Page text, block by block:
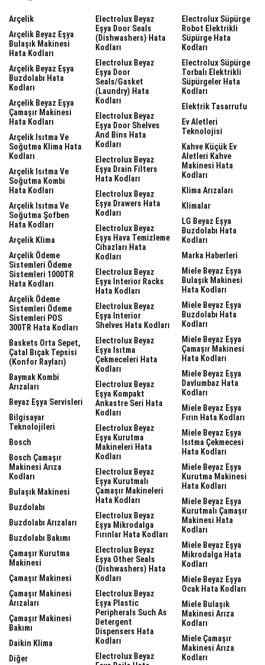
Arçelik
Arçelik Beyaz Eşya
Bulaşık Makinesi
Hata Kodları
Arçelik Beyaz Eşya
Buzdolabı Hata
Kodları
Arçelik Beyaz Eşya
Çamaşır Makinesi
Hata Kodları
Arçelik Isıtma Ve
Soğutma Klima Hata
Kodları
Arçelik Isıtma Ve
Soğutma Kombi
Hata Kodları
Arçelik Isıtma Ve
Soğutma Şofben
Hata Kodları
Arçelik Klima
Arçelik Ödeme
Sistemleri Ödeme
Sistemleri 1000TR
Hata Kodları
Arçelik Ödeme
Sistemleri Ödeme
Sistemleri POS
300TR Hata Kodları
Baskets Orta Sepet,
Çatal Bıçak Tepsisi
(Konfor Rayları)
Baymak Kombi
Arızaları
Beyaz Eşya Servisleri
Bilgisayar
Teknolojileri
Bosch
Bosch Çamaşır
Makinesi Arıza
Kodları
Bulaşık Makinesi
Buzdolabı
Buzdolabı Arızaları
Buzdolabı Bakımı
Çamaşır Kurutma
Makinesi
Çamaşır Makinesi
Çamaşır Makinesi
Arızaları
Çamaşır Makinesi
Bakımı
Daikin Klima
Diğer
Electrolux Beyaz
Eşya Door Seals
(dishwashers) Hata
Kodları
Electrolux Beyaz
Eşya Door
Seals/gasket
(laundry) Hata
Kodları
Electrolux Beyaz
Eşya Door Shelves
And Bins Hata
Kodları
Electrolux Beyaz
Eşya Drain Filters
Hata Kodları
Electrolux Beyaz
Eşya Drawers Hata
Kodları
Electrolux Beyaz
Eşya Hava Temizleme
Cihazları Hata
Kodları
Electrolux Beyaz
Eşya Interior Racks
Hata Kodları
Electrolux Beyaz
Eşya Interior
Shelves Hata Kodları
Electrolux Beyaz
Eşya Isıtma
Çekmeceleri Hata
Kodları
Electrolux Beyaz
Eşya Kompakt
Ankastre Seri Hata
Kodları
Electrolux Beyaz
Eşya Kurutma
Makineleri Hata
Kodları
Electrolux Beyaz
Eşya Kurutmalı
Çamaşır Makineleri
Hata Kodları
Electrolux Beyaz
Eşya Mikrodalga
Fırınlar Hata Kodları
Electrolux Beyaz
Eşya Other Seals
(dishwashers) Hata
Kodları
Electrolux Beyaz
Eşya Plastic
Peripherals Such As
Detergent
Dispensers Hata
Kodları
Electrolux Beyaz
Electrolux Süpürge
Robot Elektrikli
Süpürge Hata
Kodları
Electrolux Süpürge
Torbalı Elektrikli
Süpürgeler Hata
Kodları
Elektrik Tasarrufu
Ev Aletleri
Teknolojisi
Kahve Küçük Ev
Aletleri Kahve
Makinesi Hata
Kodları
Klima Arızaları
Klimalar
LG Beyaz Eşya
Buzdolabı Hata
Kodları
Marka Haberleri
Miele Beyaz Eşya
Bulaşık Makinesi
Hata Kodları
Miele Beyaz Eşya
Buzdolabı Hata
Kodları
Miele Beyaz Eşya
Çamaşır Makinesi
Hata Kodları
Miele Beyaz Eşya
Davlumbaz Hata
Kodları
Miele Beyaz Eşya
Fırın Hata Kodları
Miele Beyaz Eşya
Isıtma Çekmecesi
Hata Kodları
Miele Beyaz Eşya
Kurutma Makinesi
Hata Kodları
Miele Beyaz Eşya
Kurutmalı Çamaşır
Makinesi Hata
Kodları
Miele Beyaz Eşya
Mikrodalga Hata
Kodları
Miele Beyaz Eşya
Ocak Hata Kodları
Miele Bulaşık
Makinesi Arıza
Kodları
Miele Çamaşır
Makinesi Arıza
Kodları